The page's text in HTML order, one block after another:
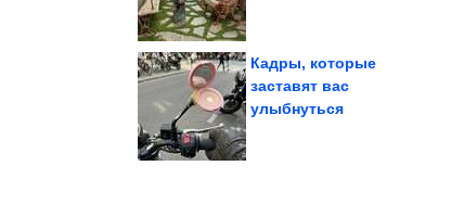
окрестностях Сиднея
Кадры, которые
заставят вас
улыбнуться